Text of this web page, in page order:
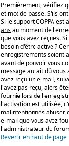
Premièrement, vérifiez
et mot de passe. S'ils
Si le support COPPA est
ansau moment de
que vous avez reçues.
besoin d'être activé ?
enregistrements soient
avant de pouvoir vous
message aurait dû vous
avez reçu un e-mail,
l'avez pas reçu, alors
fournie lors de
l'activation est utilisée,
malintentionnés abuser
e-mail que vous avez
l'administrateur du
Revenir en haut de page